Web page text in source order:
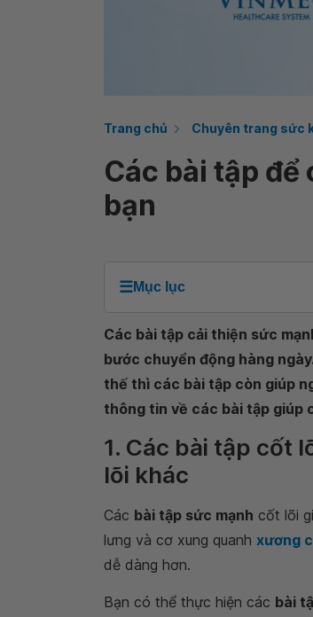
Trang chủ Chuyên trang sức
Các bài tập
bạn
☰Mục lục
Các bài tập cải thiện sức
bước chuyển động hàng
thế thì các bài tập còn giúp
thông tin về các bài tập giúp
1. Các bài tập cốt
lõi khác
Các bài tập sức mạnh cốt lõi
lưng và cơ xung quanh xương
dễ dàng hơn.
Bạn có thể thực hiện các bài